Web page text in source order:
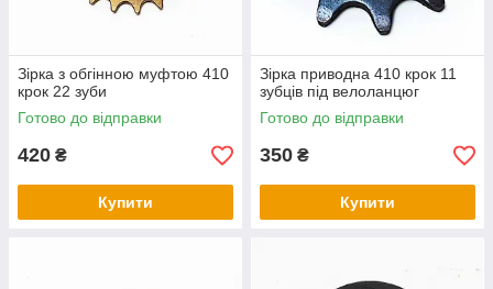
Зірка з обгінною муфтою 410
крок 22 зуби
Готово до відправки
420 ₴
Купити
Зірка приводна 410 крок 11
зубців під велоланцюг
Готово до відправки
350 ₴
Купити